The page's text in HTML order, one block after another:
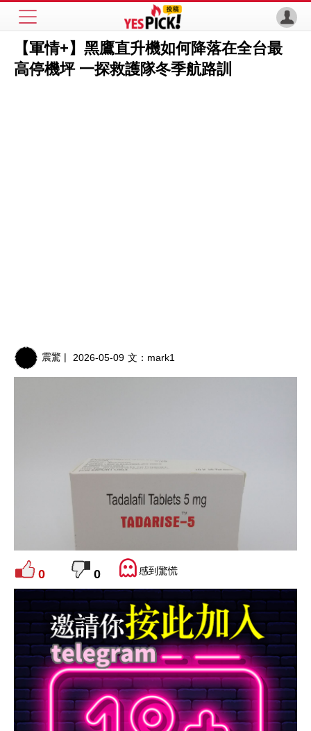
【軍情+】黑鷹直升機如何降落在全台最
高停機坪 一探救護隊冬季航路訓
震驚 | 2026-05-09 文： mark1
0 0 感到驚慌